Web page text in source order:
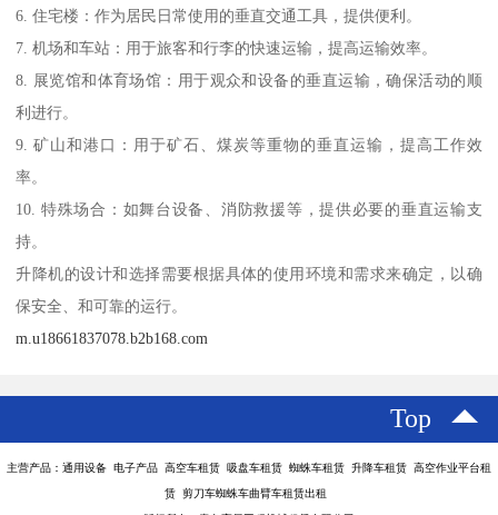
6. 住宅楼：作为居民日常使用的垂直交通工具，提供便利。
7. 机场和车站：用于旅客和行李的快速运输，提高运输效率。
8. 展览馆和体育场馆：用于观众和设备的垂直运输，确保活动的顺
利进行。
9. 矿山和港口：用于矿石、煤炭等重物的垂直运输，提高工作效
率。
10. 特殊场合：如舞台设备、消防救援等，提供必要的垂直运输支
持。
升降机的设计和选择需要根据具体的使用环境和需求来确定，以确
保安全、和可靠的运行。
m.u18661837078.b2b168.com
Top
主营产品：通用设备 电子产品 高空车租赁 吸盘车租赁 蜘蛛车租赁 升降车租赁 高空作业平台租
赁 剪刀车蜘蛛车曲臂车租赁出租